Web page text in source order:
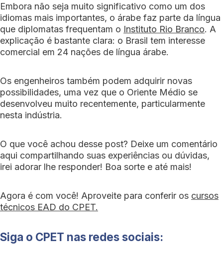
Embora não seja muito significativo como um dos
idiomas mais importantes, o árabe faz parte da língua
que diplomatas frequentam o Instituto Rio Branco. A
explicação é bastante clara: o Brasil tem interesse
comercial em 24 nações de língua árabe.
Os engenheiros também podem adquirir novas
possibilidades, uma vez que o Oriente Médio se
desenvolveu muito recentemente, particularmente
nesta indústria.
O que você achou desse post? Deixe um comentário
aqui compartilhando suas experiências ou dúvidas,
irei adorar lhe responder! Boa sorte e até mais!
Agora é com você! Aproveite para conferir os cursos
técnicos EAD do CPET.
Siga o CPET nas redes sociais: